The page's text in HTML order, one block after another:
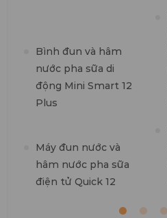
Bình đun và hâm
nước pha sữa di
động Mini Smart 12
Plus
Máy đun nước và
hâm nước pha sữa
điện tử Quick 12